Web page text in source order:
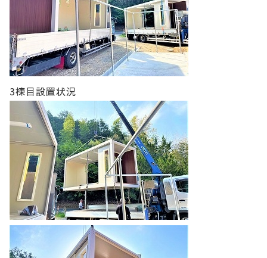
3棟目設置状況